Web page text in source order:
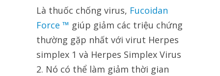
Là thuốc chống virus, Fucoidan
Force ™ giúp giảm các triệu chứng
thường gặp nhất với virut Herpes
simplex 1 và Herpes Simplex Virus
2. Nó có thể làm giảm thời gian